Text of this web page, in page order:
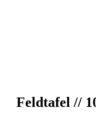
Feldtafel //